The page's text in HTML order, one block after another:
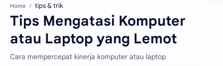
Home tips & trik
Tips Mengatasi Komputer
atau Laptop yang Lemot
Cara mempercepat kinerja komputer atau laptop